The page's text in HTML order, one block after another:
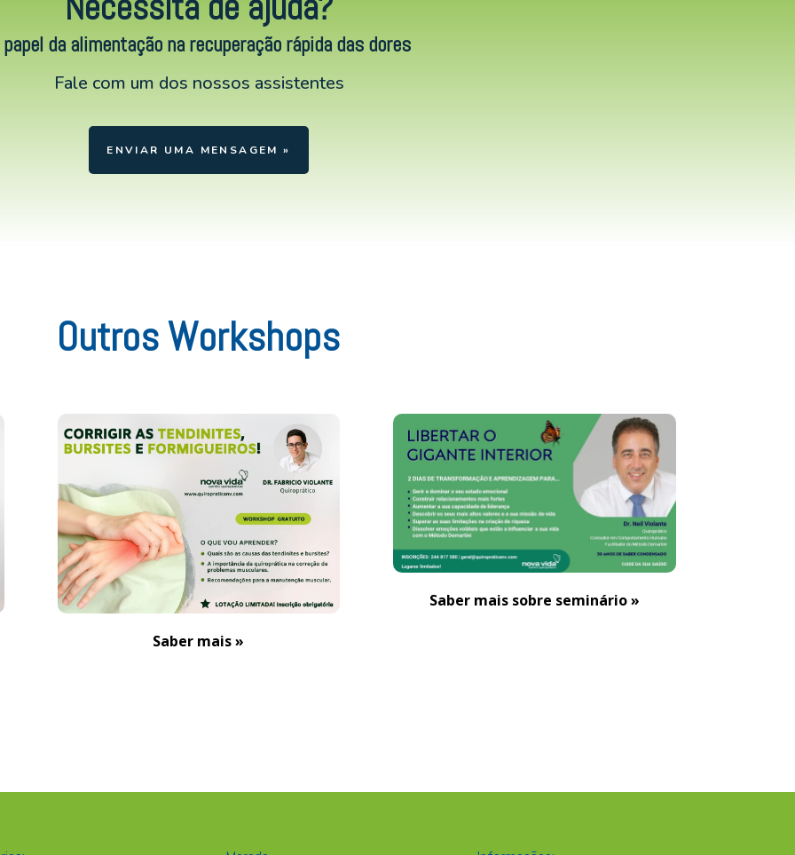
da alimentação na recuperação rápida das dores
Fale com um dos nossos assistentes
ENVIAR UMA MENSAGEM »
Outros Workshops
Saber mais »
Saber mais sobre seminário »